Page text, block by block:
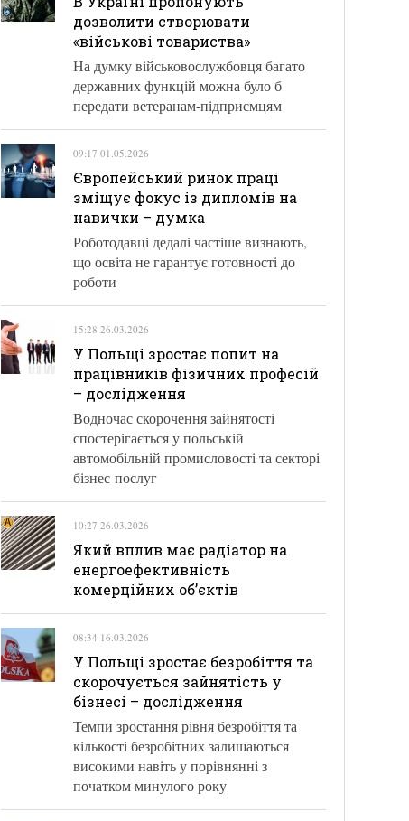
дозволити створювати
«військові товариства»
На думку військовослужбовця багато
державних функцій можна було б
передати ветеранам-підприємцям
09:17 01.05.2026
Європейський ринок праці
зміщує фокус із дипломів на
навички – думка
Роботодавці дедалі частіше визнають,
що освіта не гарантує готовності до
роботи
15:28 26.03.2026
У Польщі зростає попит на
працівників фізичних професій
– дослідження
Водночас скорочення зайнятості
спостерігається у польській
автомобільній промисловості та секторі
бізнес-послуг
10:27 26.03.2026
Який вплив має радіатор на
енергоефективність
комерційних об’єктів
08:34 16.03.2026
У Польщі зростає безробіття та
скорочується зайнятість у
бізнесі – дослідження
Темпи зростання рівня безробіття та
кількості безробітних залишаються
високими навіть у порівнянні з
початком минулого року